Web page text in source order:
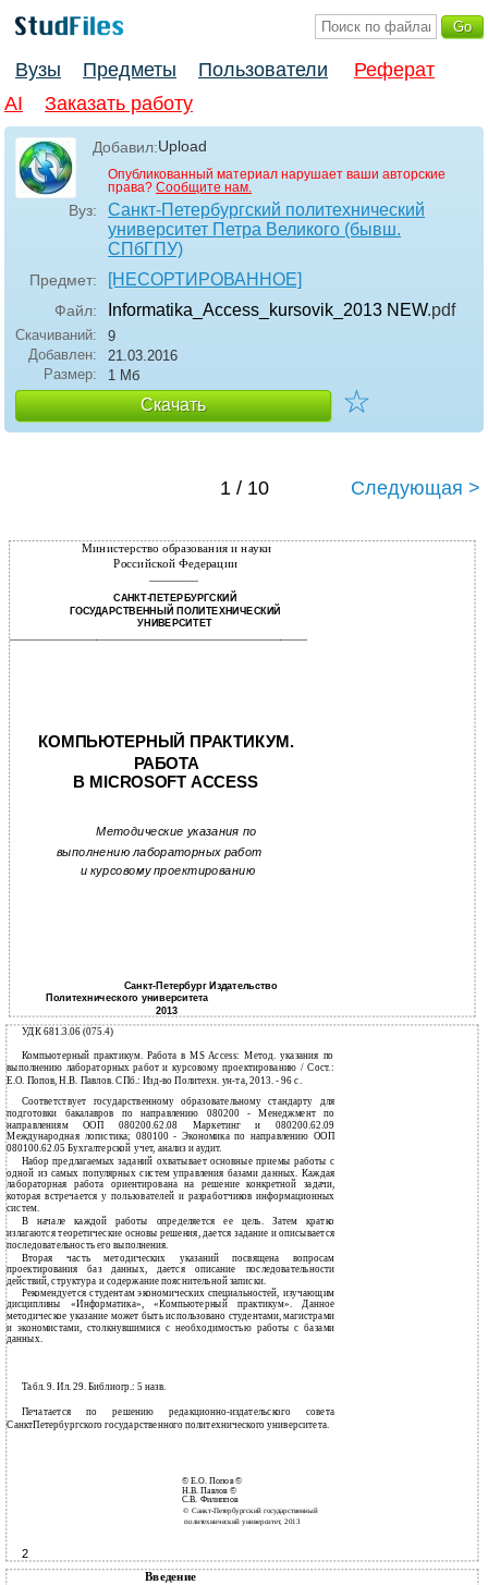
Вузы Предметы Пользователи
Реферат
AI
Заказать работу
Добавил:Upload
Опубликованный материал нарушает ваши авторские
права? Сообщите нам.
Вуз:
Санкт-Петербургский политехнический
университет Петра Великого (бывш.
СПбГПУ)
Предмет: [НЕСОРТИРОВАННОЕ]
Файл: Informatika_Access_kursovik_2013 NEW.pdf
Скачиваний:
9
Добавлен:
21.03.2016
Размер:
1 Мб
Скачать ☆
1 / 10 Следующая >
Министерство образования и науки
Российской Федерации
САНКТ-ПЕТЕРБУРГСКИЙ
ГОСУДАРСТВЕННЫЙ ПОЛИТЕХНИЧЕСКИЙ
УНИВЕРСИТЕТ
_______________________________________________________
КОМПЬЮТЕРНЫЙ ПРАКТИКУМ.
РАБОТА
В MICROSOFT ACCESS
Методические указания по
выполнению лабораторных работ
и курсовому проектированию
Санкт-Петербург Издательство
Политехнического университета
2013
УДК 681.3.06 (075.4)
Компьютерный практикум. Работа в MS Access: Метод. указания по
выполнению лабораторных работ и курсовому проектированию / Сост.:
Е.О. Попов, Н.В. Павлов. СПб.: Изд-во Политехн. ун-та, 2013. - 96 с.
Соответствует государственному образовательному стандарту для
подготовки бакалавров по направлению 080200 - Менеджмент по
направлениям ООП 080200.62.08 Маркетинг и 080200.62.09
Международная логистика; 080100 - Экономика по направлению ООП
080100.62.05 Бухгалтерской учет, анализ и аудит.
Набор предлагаемых заданий охватывает основные приемы работы с
одной из самых популярных систем управления базами данных. Каждая
лабораторная работа ориентирована на решение конкретной задачи,
которая встречается у пользователей и разработчиков информационных
систем.
В начале каждой работы определяется ее цель. Затем кратко
излагаются теоретические основы решения, дается задание и описывается
последовательность его выполнения.
Вторая часть методических указаний посвящена вопросам
проектирования баз данных, дается описание последовательности
действий, структура и содержание пояснительной записки.
Рекомендуется студентам экономических специальностей, изучающим
дисциплины «Информатика», «Компьютерный практикум». Данное
методическое указание может быть использовано студентами, магистрами
и экономистами, столкнувшимися с необходимостью работы с базами
данных.
Табл. 9. Ил. 29. Библиогр.: 5 назв.
Печатается по решению редакционно-издательского совета
СанктПетербургского государственного политехнического университета.
© Е.О. Попов ©
Н.В. Павлов ©
С.В. Филиппов
© Санкт-Петербургский государственный
политехнический университет, 2013
2
Введение